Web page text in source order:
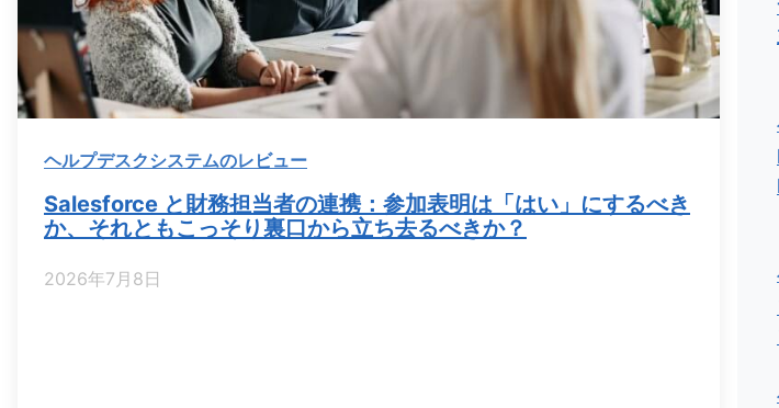
ヘルプデスクシステムのレビュー
Salesforce と財務担当者の連携：参加表明は「はい」にするべき
か、それともこっそり裏口から立ち去るべきか？
2026年7月8日